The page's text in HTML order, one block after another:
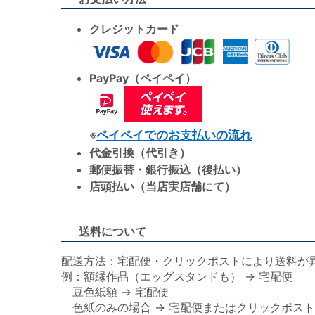
クレジットカード
PayPay（ペイペイ）
※ペイペイでのお支払いの流れ
代金引換（代引き）
郵便振替・銀行振込（後払い）
店頭払い（当店実店舗にて）
送料について
配送方法：宅配便・クリックポストにより送料が
例：額縁作品（エッグスタンドも） → 宅配便
豆色紙額 → 宅配便
色紙のみの場合 → 宅配便またはクリックポスト